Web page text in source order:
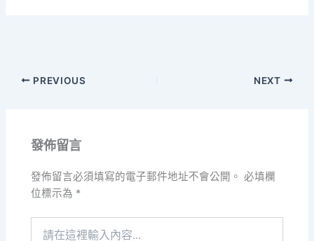
PREVIOUS NEXT
發佈留言
發佈留言必須填寫的電子郵件地址不會公開。 必填欄
位標示為 *